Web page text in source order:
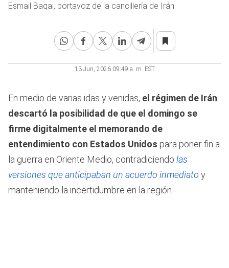
Esmail Baqai, portavoz de la cancillería de Irán
13 Jun, 2026 09:49 a. m. EST
En medio de varias idas y venidas, el régimen de Irán
descartó la posibilidad de que el domingo se
firme digitalmente el memorando de
entendimiento con Estados Unidos para poner fin a
la guerra en Oriente Medio, contradiciendo las
versiones que anticipaban un acuerdo inmediato y
manteniendo la incertidumbre en la región.